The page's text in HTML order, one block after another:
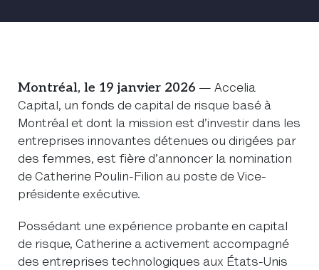
Montréal, le 19 janvier 2026 — Accelia
Capital, un fonds de capital de risque basé à
Montréal et dont la mission est d’investir dans les
entreprises innovantes détenues ou dirigées par
des femmes, est fière d’annoncer la nomination
de Catherine Poulin-Filion au poste de Vice-
présidente exécutive.
Possédant une expérience probante en capital
de risque, Catherine a activement accompagné
des entreprises technologiques aux États-Unis